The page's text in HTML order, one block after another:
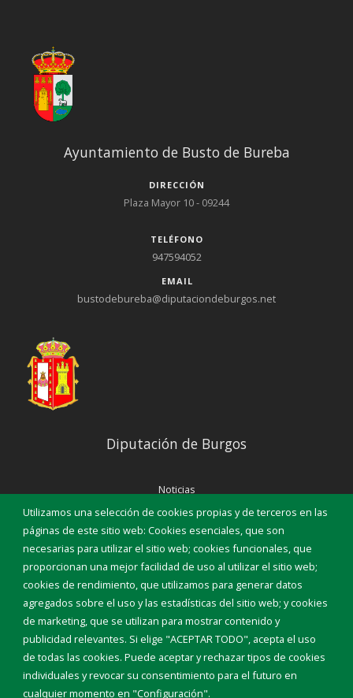
Utilizamos una selección de cookies propias y de terceros en las
páginas de este sitio web: Cookies esenciales, que son
necesarias para utilizar el sitio web; cookies funcionales, que
proporcionan una mejor facilidad de uso al utilizar el sitio web;
cookies de rendimiento, que utilizamos para generar datos
agregados sobre el uso y las estadísticas del sitio web; y cookies
de marketing, que se utilizan para mostrar contenido y
publicidad relevantes. Si elige "ACEPTAR TODO", acepta el uso
de todas las cookies. Puede aceptar y rechazar tipos de cookies
individuales y revocar su consentimiento para el futuro en
cualquier momento en "Configuración".
Ayuntamiento de Busto de Bureba
DIRECCIÓN
Plaza Mayor 10 - 09244
TELÉFONO
947594052
EMAIL
bustodebureba@diputaciondeburgos.net
Diputación de Burgos
Noticias
Eventos
Corporación Municipal
Teléfonos de interés
INICIAR SESIÓN
MAPA WEB